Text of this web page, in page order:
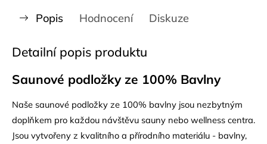
Popis Hodnocení Diskuze
Detailní popis produktu
Saunové podložky ze 100% Bavlny
Naše saunové podložky ze 100% bavlny jsou nezbytným
doplňkem pro každou návštěvu sauny nebo wellness centra.
Jsou vytvořeny z kvalitního a přírodního materiálu - bavlny,